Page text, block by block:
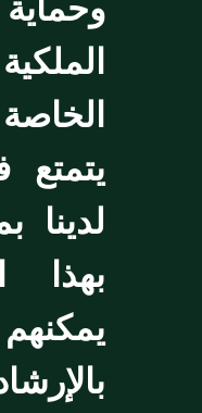
يتمتع
لدينا
بهذا